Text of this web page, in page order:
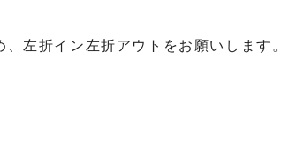
左折イン左折アウトをお願いします。